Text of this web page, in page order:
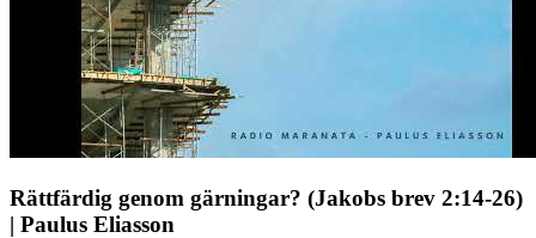
Rättfärdig genom gärningar? (Jakobs brev 2:14-26)
| Paulus Eliasson